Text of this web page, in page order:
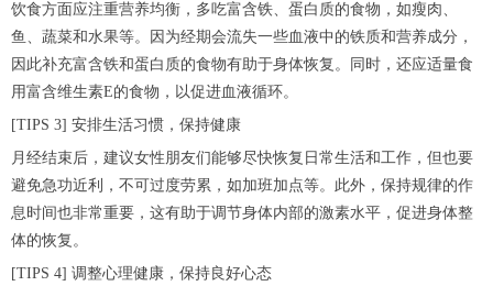
饮食方面应注重营养均衡，多吃富含铁、蛋白质的食物，如瘦肉、
鱼、蔬菜和水果等。因为经期会流失一些血液中的铁质和营养成分，
因此补充富含铁和蛋白质的食物有助于身体恢复。同时，还应适量食
用富含维生素E的食物，以促进血液循环。
[TIPS 3] 安排生活习惯，保持健康
月经结束后，建议女性朋友们能够尽快恢复日常生活和工作，但也要
避免急功近利，不可过度劳累，如加班加点等。此外，保持规律的作
息时间也非常重要，这有助于调节身体内部的激素水平，促进身体整
体的恢复。
[TIPS 4] 调整心理健康，保持良好心态